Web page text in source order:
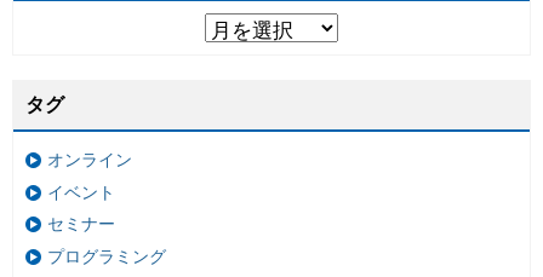
タグ
オンライン
イベント
セミナー
プログラミング